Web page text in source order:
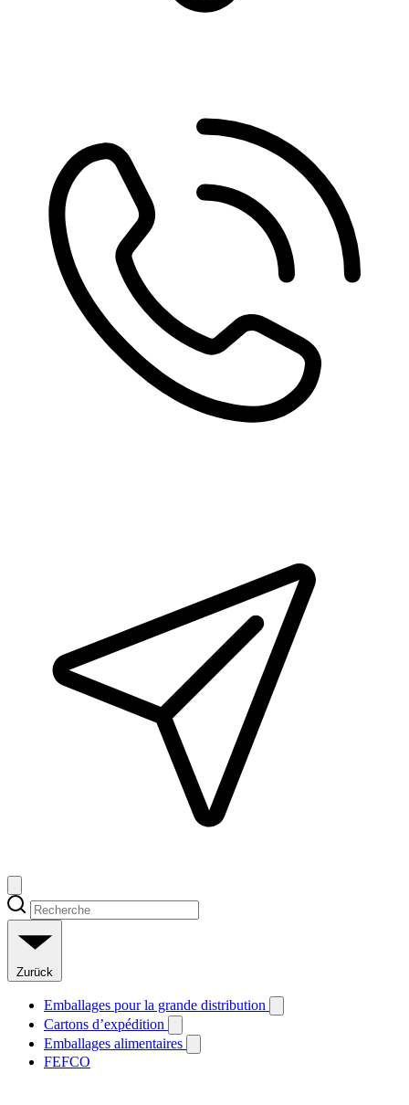
Zurück
Emballages pour la grande distribution
Cartons d’expédition
Emballages alimentaires
FEFCO